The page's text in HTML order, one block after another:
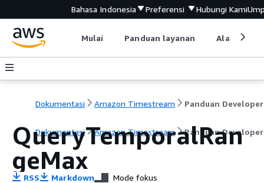
Bahasa Indonesia Preferensi Hubungi Kami
Mulai Panduan layanan Alat
Dokumentasi Amazon Timestream Panduan Developer
Dokumentasi Amazon Timestream Panduan Developer
QueryTemporalRan
geMax
RSS Markdown Mode fokus